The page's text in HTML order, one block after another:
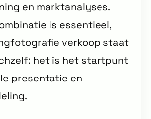
en marktanalyses.
is essentieel,
verkoop staat
het is het startpunt
presentatie en